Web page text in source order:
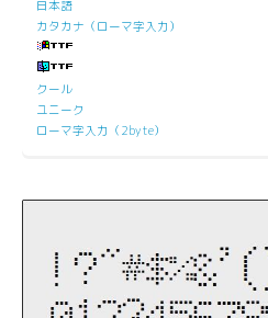
日本語
カタカナ（ローマ字入力）
クール
ユニーク
ローマ字入力（2byte）